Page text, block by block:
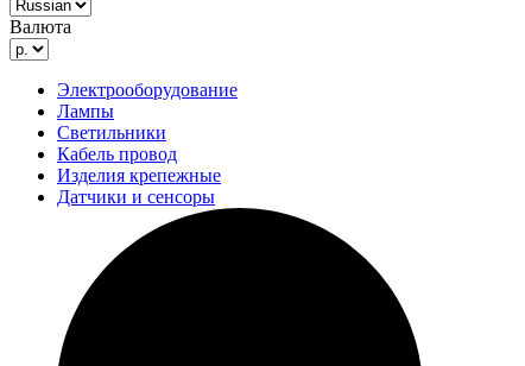
Валюта
Электрооборудование
Лампы
Светильники
Кабель провод
Изделия крепежные
Датчики и сенсоры